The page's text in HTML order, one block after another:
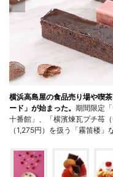
横浜高島屋の食品売り場や喫
ード」が始まった。 期間限定
十番館」、「横濱煉瓦プチ苺
（1,275円）を扱う「霧笛楼」